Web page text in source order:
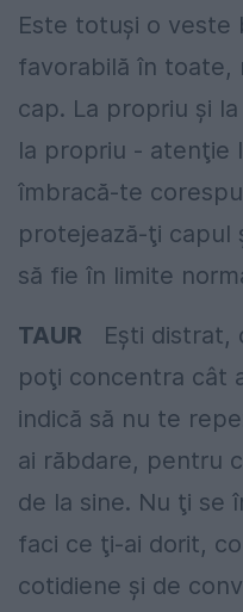
Este totuşi o veste
favorabilă în toate,
cap. La propriu şi
la propriu - atenţie
îmbracă-te
protejează-ţi
să fie în limite
TAUR Eşti distrat,
poţi concentra cât
indică să nu te
ai răbdare, pentru
de la sine. Nu ţi se
faci ce ţi-ai dorit,
cotidiene şi de